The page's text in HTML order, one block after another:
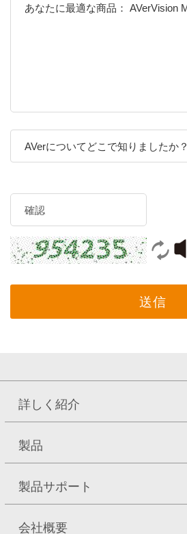
AVerについてどこで知りましたか？
送信
詳しく紹介
製品
製品サポート
会社概要